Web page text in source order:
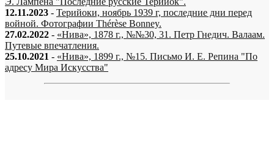
12.11.2023 - Терийоки, ноябрь 1939 г, последние дни перед
войной. Фотографии Thérèse Bonney.
27.02.2022 - «Нива», 1878 г., №№30, 31. Петр Гнедич. Валаам.
Путевые впечатления.
25.10.2021 - «Нива», 1899 г., №15. Письмо И. Е. Репина "По
адресу Мира Искусства"